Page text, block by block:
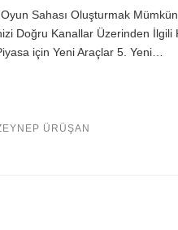
Sahası Oluşturmak
Doğru Kanallar Üzerinden İlgili
için Yeni Araçlar 5. Yeni…
ÜRÜŞAN